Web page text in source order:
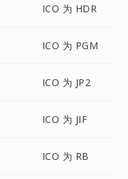
ICO 为 HDR
ICO 为 PGM
ICO 为 JP2
ICO 为 JIF
ICO 为 RB